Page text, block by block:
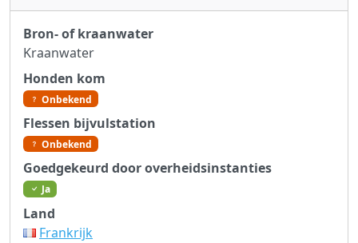
Bron- of kraanwater
Kraanwater
Honden kom
Onbekend
Flessen bijvulstation
Onbekend
Goedgekeurd door overheidsinstanties
Ja
Land
Frankrijk